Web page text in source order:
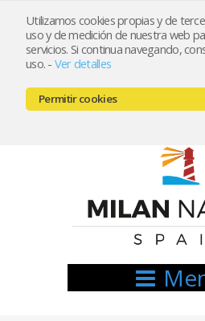
Utilizamos cookies propias y de
uso y de medición de nuestra web
servicios. Si continua navegando,
uso. - Ver detalles
Permitir cookies
Registrarse Mi
666521122 //